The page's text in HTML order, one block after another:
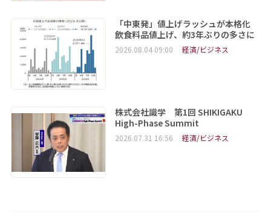
「中東発」値上げラッシュが本格化
飲食料品値上げ、約3年ぶりの多さに
2026.08.04 09:00 経済/ビジネス
株式会社識学 第1回 SHIKIGAKU
High-Phase Summit
2026.07.31 16:56 経済/ビジネス